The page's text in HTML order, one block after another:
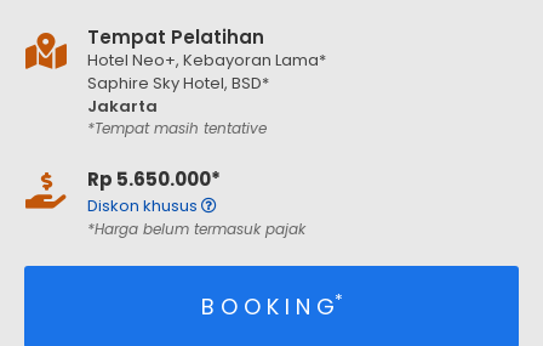
Tempat Pelatihan
Hotel Neo+, Kebayoran Lama*
Saphire Sky Hotel, BSD*
Jakarta
*Tempat masih tentative
Rp 5.650.000*
Diskon khusus
*Harga belum termasuk pajak
B O O K I N G*